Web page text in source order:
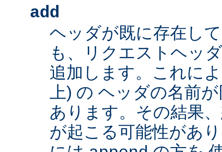
add
ヘッダが既に存在し
も、リクエストヘッ
追加します。これに
上) の ヘッダの名前
あります。その結果
が起こる可能性があ